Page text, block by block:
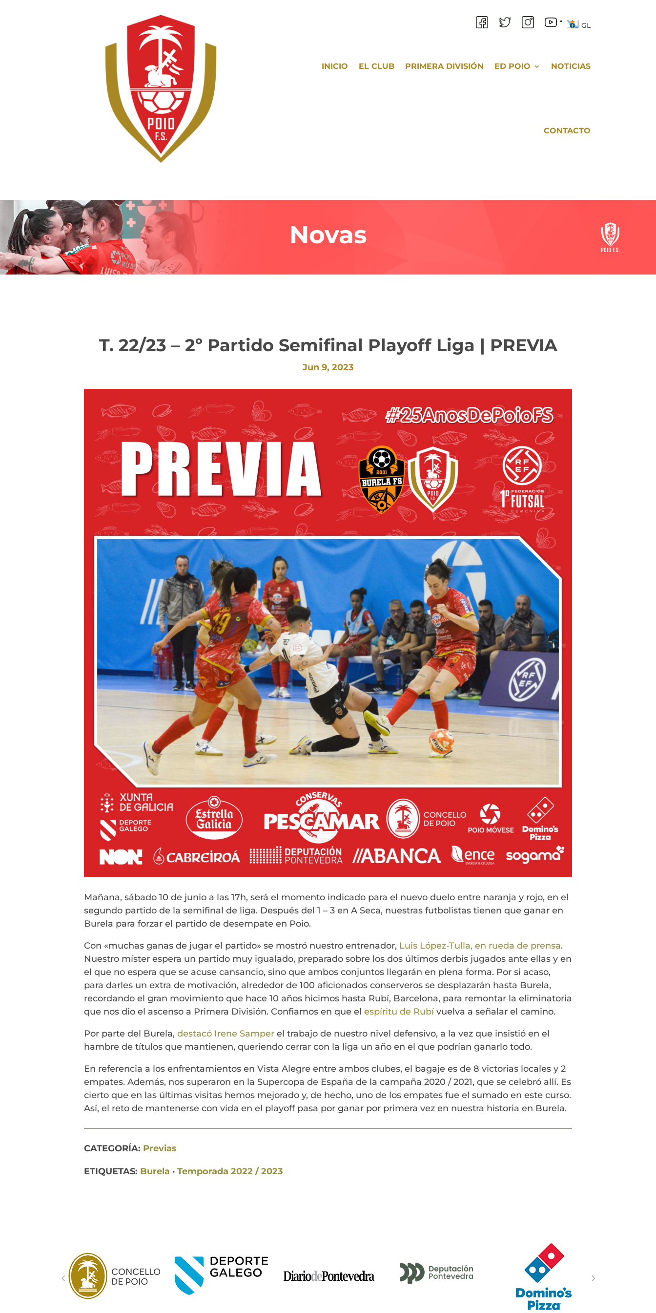
GL
INICIO EL CLUB PRIMERA DIVISIÓN ED POIO NOTICIAS
CONTACTO
Novas
T. 22/23 – 2º Partido Semifinal Playoff Liga | PREVIA
Jun 9, 2023
Mañana, sábado 10 de junio a las 17h, será el momento indicado para el nuevo duelo entre naranja y rojo, en el
segundo partido de la semifinal de liga. Después del 1 – 3 en A Seca, nuestras futbolistas tienen que ganar en
Burela para forzar el partido de desempate en Poio.
Con «muchas ganas de jugar el partido» se mostró nuestro entrenador, Luis López-Tulla, en rueda de prensa.
Nuestro míster espera un partido muy igualado, preparado sobre los dos últimos derbis jugados ante ellas y en
el que no espera que se acuse cansancio, sino que ambos conjuntos llegarán en plena forma. Por si acaso,
para darles un extra de motivación, alrededor de 100 aficionados conserveros se desplazarán hasta Burela,
recordando el gran movimiento que hace 10 años hicimos hasta Rubí, Barcelona, para remontar la eliminatoria
que nos dio el ascenso a Primera División. Confiamos en que el espíritu de Rubívuelva a señalar el camino.
Por parte del Burela, destacó Irene Samper el trabajo de nuestro nivel defensivo, a la vez que insistió en el
hambre de títulos que mantienen, queriendo cerrar con la liga un año en el que podrían ganarlo todo.
En referencia a los enfrentamientos en Vista Alegre entre ambos clubes, el bagaje es de 8 victorias locales y 2
empates. Además, nos superaron en la Supercopa de España de la campaña 2020 / 2021, que se celebró allí. Es
cierto que en las últimas visitas hemos mejorado y, de hecho, uno de los empates fue el sumado en este curso.
Así, el reto de mantenerse con vida en el playoff pasa por ganar por primera vez en nuestra historia en Burela.
CATEGORÍA: Previas
ETIQUETAS: Burela · Temporada 2022 / 2023